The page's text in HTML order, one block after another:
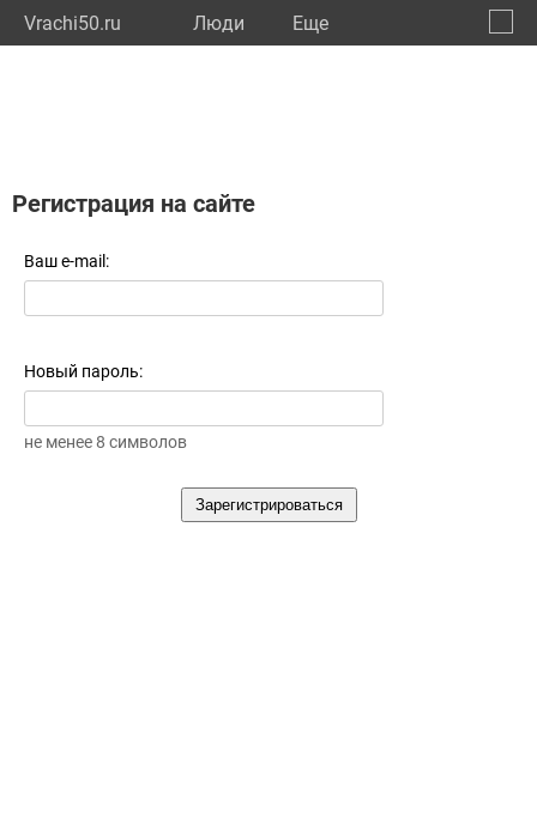
Vrachi50.ru Люди Eще
Регистрация на сайте
Ваш e-mail:
Новый пароль:
не менее 8 символов